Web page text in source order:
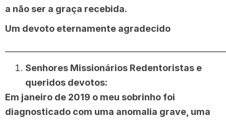
a não ser a graça recebida.
Um devoto eternamente agradecido
Senhores Missionários Redentoristas e
queridos devotos:
Em janeiro de 2019 o meu sobrinho foi
diagnosticado com uma anomalia grave, uma